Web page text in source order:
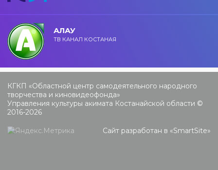
АЛАУ
ТВ КАНАЛ КОСТАНАЯ
КГКП «Областной центр самодеятельного народного
творчества и киновидеофонда»
Управления культуры акимата Костанайской области ©
2016-2026
Сайт разработан в «SmartSite»